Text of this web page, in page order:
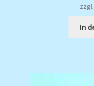
zzgl.
In